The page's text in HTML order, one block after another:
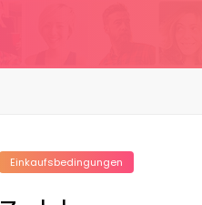
Einkaufsbedingungen